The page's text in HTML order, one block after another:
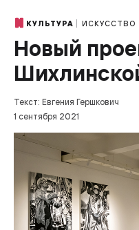
КУЛЬТУРА ИСКУССТВО
Новый
Текст: Евгения Гершкович
1 сентября 2021